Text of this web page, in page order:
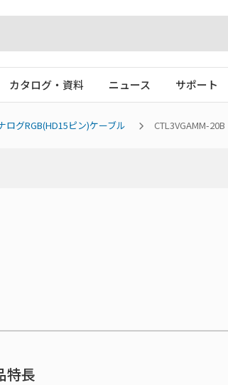
カタログ・資料 ニュース サポート
ログRGB(HD15ピン)ケーブル CTL3VGAMM-20B
特長